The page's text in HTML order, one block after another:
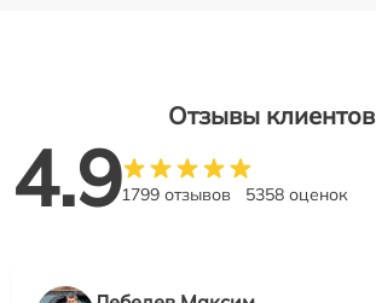
Отзывы клиентов
4.91799 отзывов 5358 оценок